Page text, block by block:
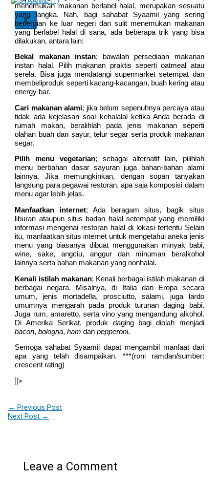
X
menemukan makanan berlabel halal, merupakan sesuatu
yang langka. Nah, bagi sahabat Syaamil yang sering
bepergian ke luar negeri dan sulit menemukan makanan
yang berlabel halal di sana, ada beberapa trik yang bisa
dilakukan, antara lain:
Bekal makanan instan; bawalah persediaan makanan
instan halal. Pilih makanan praktis seperti oatmeal atau
serela. Bisa juga mendatangi supermarket setempat dan
membeliproduk seperti kacang-kacangan, buah kering atau
energy bar.
Cari makanan alami; jika belum sepenuhnya percaya atau
tidak ada kejelasan soal kehalalal ketika Anda berada di
rumah makan, beralihlah pada jenis makanan seperti
olahan buah dan sayur, telur segar serta produk makanan
segar.
Pilih menu vegetarian; sebagai alternatif lain, pilihlah
menu berbahan dasar sayuran juga bahan-bahan alami
lainnya. Jika memungkinkan, dengan sopan tanyakan
langsung para pegawai restoran, apa saja komposisi dalam
menu agar lebih jelas.
Manfaatkan internet; Ada beragam situs, bagik situs
liburan ataupun situs badan halal setempat yang memiliki
informasi mengenai restoran halal di lokasi tertentu Selain
itu, manfaatkan situs internet untuk mengetahui aneka jenis
menu yang biasanya dibuat menggunakan minyak babi,
wine, sake, angciu, anggur dan minuman beralkohol
lainnya serta bahan makanan yang nonhalal.
Kenali istilah makanan; Kenali berbagai istilah makanan di
berbagai negara. Misalnya, di Italia dan Eropa secara
umum, jenis mortadella, prosciutto, salami, juga lardo
umumnya mengarah pada produk turunan daging babi.
Juga rum, amaretto, serta vino yang mengandung alkohol.
Di Amerika Serikat, produk daging bagi diolah menjadi
bacon,bologna,ham danpepperoni.
Semoga sahabat Syaamil dapat mengambil manfaat dari
apa yang telah disampaikan. ***(roni ramdan/sumber:
crescent rating)
]]>
← Previous Post
Next Post →
Leave a Comment